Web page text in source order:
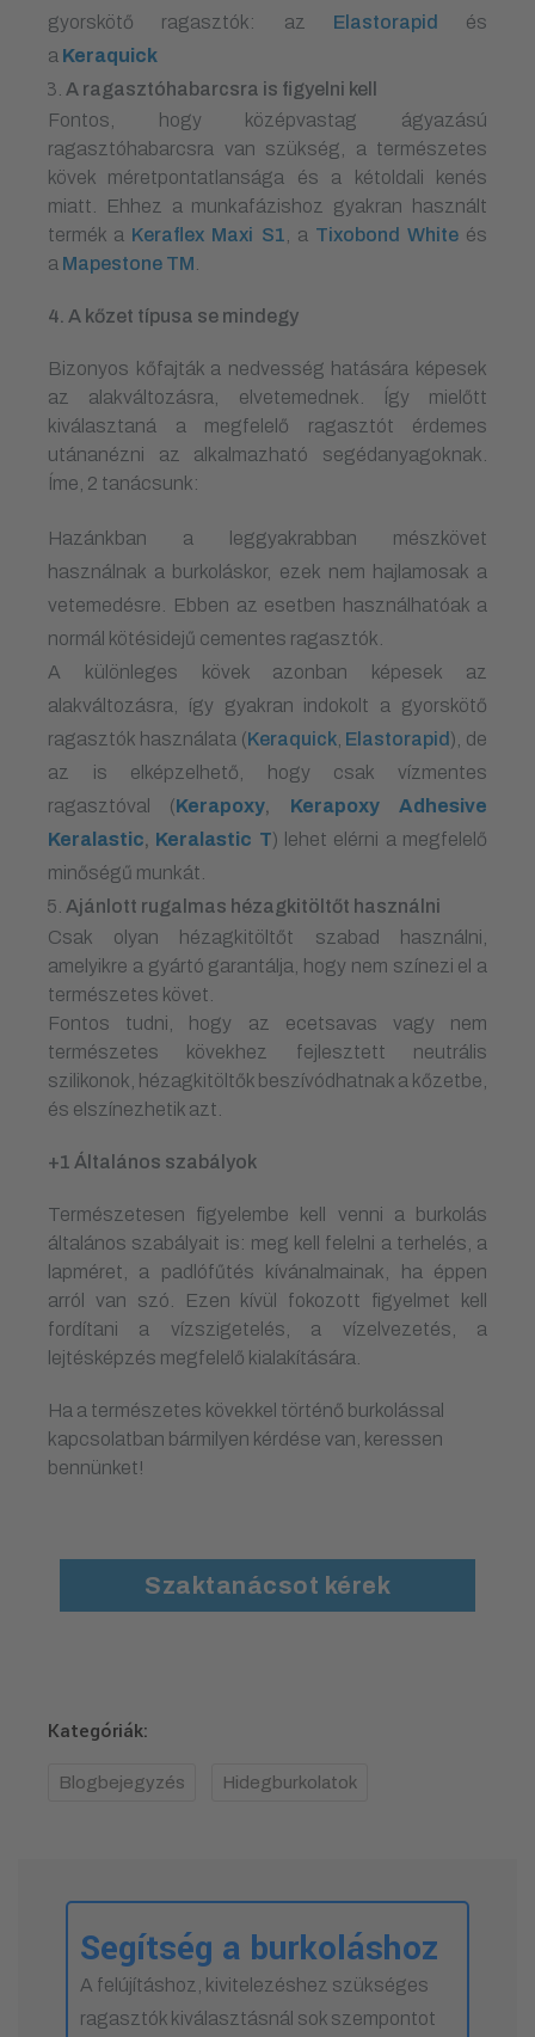
gyorskötő ragasztók: az Elastorapid
és
a Keraquick
A ragasztó habarcsra is figyelni kell
Fontos, hogy középvastag ágyazású
ragasztóhabarcsra van szükség, a természetes
kövek méretpontatlansága és a kétoldali kenés
miatt. Ehhez a munkafázishoz gyakran használt
termék a Keraflex Maxi S1 , a Tixobond Whiteés
a Mapestone TM
4. A kőzet típusa se mindegy
Bizonyos kőfajták a nedvesség hatására képesek
az alakváltozásra, elvetemednek. Így mielőtt
kiválasztaná a megfelelő ragasztót érdemes
utánanézni az alkalmazható segédanyagoknak.
Íme, 2 tanácsunk:
Hazánkban a leggyakrabban mészkövet
használnak a burkoláskor, ezek nem hajlamosak a
vetemedésre. Ebben az esetben használhatóak a
normál kötésidejű cementes ragasztók.
A különleges kövek azonban képesek az
alakváltozásra, így gyakran indokolt a gyorskötő
ragasztók használata (Keraquick, Elastorapid ), de
az is elképzelhető, hogy csak vízmentes
ragasztóval (Kerapoxy
Kerapoxy Adhesive
Keralastic
Keralastic T) lehet elérni a megfelelő
minőségű munkát.
Ajánlott rugalmas hézagkitöltőt használni
Csak olyan hézagkitöltőt szabad használni,
amelyikre a gyártó garantálja, hogy nem színezi el a
természetes követ.​
Fontos tudni, hogy az ecetsavas vagy nem
természetes kövekhez fejlesztett neutrális
szilikonok, hézagkitöltők beszívódhatnak a kőzetbe,
és elszínezhetik azt.
+1 Általános szabályok
Természetesen figyelembe kell venni a burkolás
általános szabályait is: meg kell felelni a terhelés, a
lapméret, a padlófűtés kívánalmainak, ha éppen
arról van szó. Ezen kívül fokozott figyelmet kell
fordítani a vízszigetelés, a vízelvezetés, a
lejtésképzés megfelelő kialakítására.
Ha a természetes kövekkel történő burkolással
kapcsolatban bármilyen kérdése van, keressen
bennünket!
Szaktanácsot kérek
Kategóriák:
Blogbejegyzés Hidegburkolatok
Segítség a burkoláshoz
A felújításhoz, kivitelezéshez szükséges
ragasztók kiválasztásnál sok szempontot